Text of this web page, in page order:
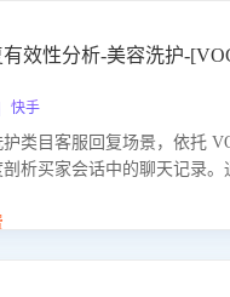
效性分析-美容洗护-
快手
类目客服回复场景，依托
析买家会话中的聊天记录。
输出针对性改进策略，助力